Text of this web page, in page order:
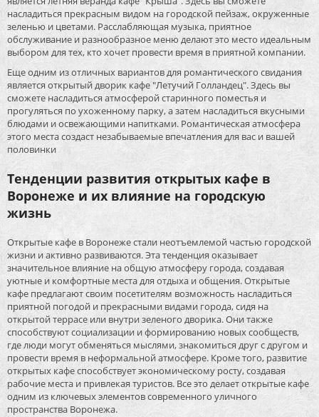
насладиться прекрасным видом на городской пейзаж, окруженные
зеленью и цветами. Расслабляющая музыка, приятное
обслуживание и разнообразное меню делают это место идеальным
выбором для тех, кто хочет провести время в приятной компании.
Еще одним из отличных вариантов для романтического свидания
является открытый дворик кафе "Летучий Голландец". Здесь вы
сможете насладиться атмосферой старинного поместья и
прогуляться по ухоженному парку, а затем насладиться вкусными
блюдами и освежающими напитками. Романтическая атмосфера
этого места создаст незабываемые впечатления для вас и вашей
половинки
Тенденции развития открытых кафе в
Воронеже и их влияние на городскую
жизнь
Открытые кафе в Воронеже стали неотъемлемой частью городской
жизни и активно развиваются. Эта тенденция оказывает
значительное влияние на общую атмосферу города, создавая
уютные и комфортные места для отдыха и общения. Открытые
кафе предлагают своим посетителям возможность насладиться
приятной погодой и прекрасными видами города, сидя на
открытой террасе или внутри зеленого дворика. Они также
способствуют социализации и формированию новых сообществ,
где люди могут обменяться мыслями, знакомиться друг с другом и
провести время в неформальной атмосфере. Кроме того, развитие
открытых кафе способствует экономическому росту, создавая
рабочие места и привлекая туристов. Все это делает открытые кафе
одним из ключевых элементов современного уличного
пространства Воронежа.